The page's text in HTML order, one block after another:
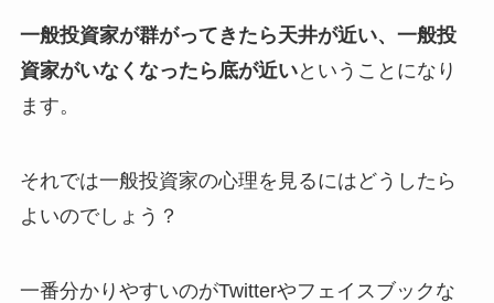
一般投資家が群がってきたら天井が近い、一般投
資家がいなくなったら底が近いということになり
ます。
それでは一般投資家の心理を見るにはどうしたら
よいのでしょう？
一番分かりやすいのがTwitterやフェイスブックな